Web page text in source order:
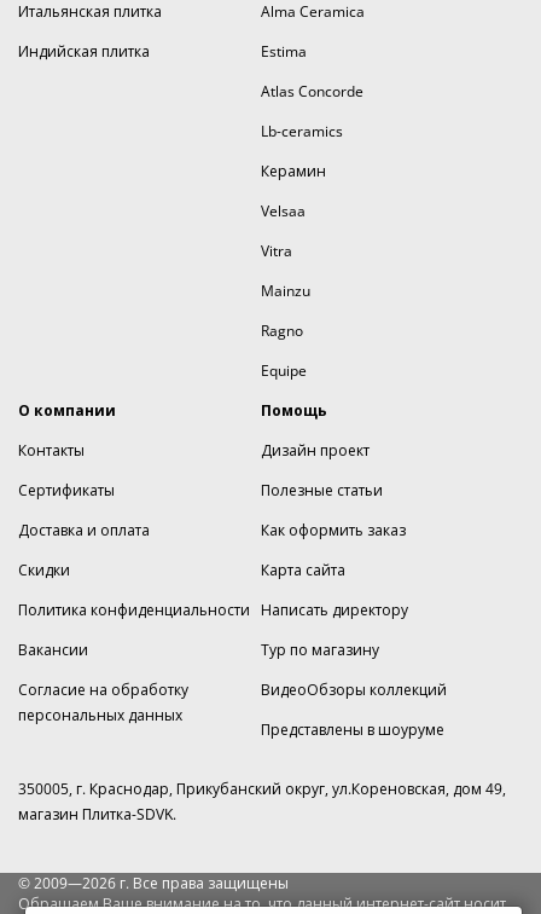
Итальянская плитка
Индийская плитка
Alma Ceramica
Estima
Atlas Concorde
Lb-ceramics
Керамин
Velsaa
Vitra
Mainzu
Ragno
Equipe
О компании
Контакты
Сертификаты
Доставка и оплата
Скидки
Политика конфиденциальности
Вакансии
Согласие на обработку
персональных данных
Помощь
Дизайн проект
Полезные статьи
Как оформить заказ
Карта сайта
Написать директору
Тур по магазину
ВидеоОбзоры коллекций
Представлены в шоуруме
350005, г. Краснодар, Прикубанский округ, ул.Кореновская, дом 49,
магазин Плитка-SDVK.
© 2009—2026 г. Все права защищены
Обращаем Ваше внимание на то, что данный интернет-сайт носит